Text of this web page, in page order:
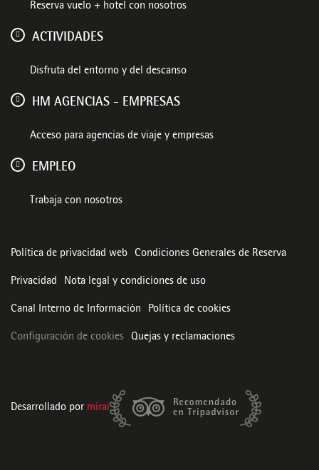
Reserva vuelo + hotel con nosotros
ACTIVIDADES
Disfruta del entorno y del descanso
HM AGENCIAS - EMPRESAS
Acceso para agencias de viaje y empresas
EMPLEO
Trabaja con nosotros
Política de privacidad web Condiciones Generales de Reserva
Privacidad Nota legal y condiciones de uso
Canal Interno de Información Política de cookies
Configuración de cookies Quejas y reclamaciones
Desarrollado por mirai